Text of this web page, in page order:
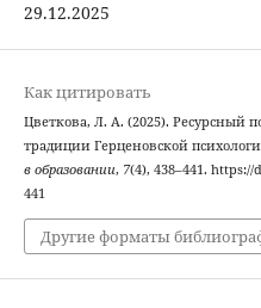
29.12.2025
Как цитировать
Цветкова, Л. А. (2025). Ресурсный
традиции Герценовской
в образовании, 7(4), 438–441. https://
441
Другие форматы